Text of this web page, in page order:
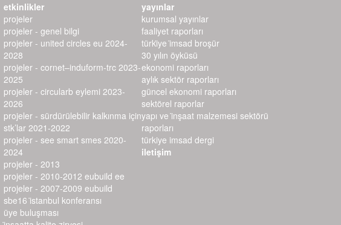
etkinlikler
projeler
projeler - genel bilgi
projeler - united circles eu 2024-
2028
projeler - cornet–induform-trc 2023-
2025
projeler - circularb eylemi 2023-
2026
projeler - sürdürülebilir kalkınma için
stk’lar 2021-2022
projeler - see smart smes 2020-
2024
projeler - 2013
projeler - 2010-2012 eubuild ee
projeler - 2007-2009 eubuild
sbe16 i̇stanbul konferansı
üye buluşması
yayınlar
kurumsal yayınlar
faaliyet raporları
türki̇ye i̇msad broşür
30 yılın öyküsü
ekonomi raporları
aylık sektör raporları
güncel ekonomi raporları
sektörel raporlar
yapı ve i̇nşaat malzemesi sektörü r
aporları
türkiye imsad dergi
iletişim